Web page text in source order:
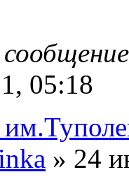
05:18
» 24